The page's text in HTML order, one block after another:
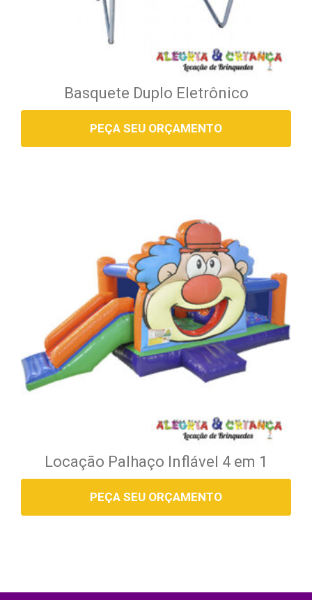
Basquete Duplo Eletrônico
PEÇA SEU ORÇAMENTO
Locação Palhaço Inflável 4 em 1
PEÇA SEU ORÇAMENTO